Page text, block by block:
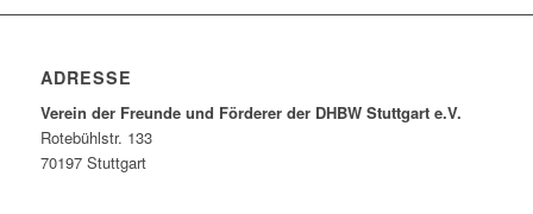
ADRESSE
Verein der Freunde und Förderer der DHBW Stuttgart e.V.
Rotebühlstr. 133
70197 Stuttgart